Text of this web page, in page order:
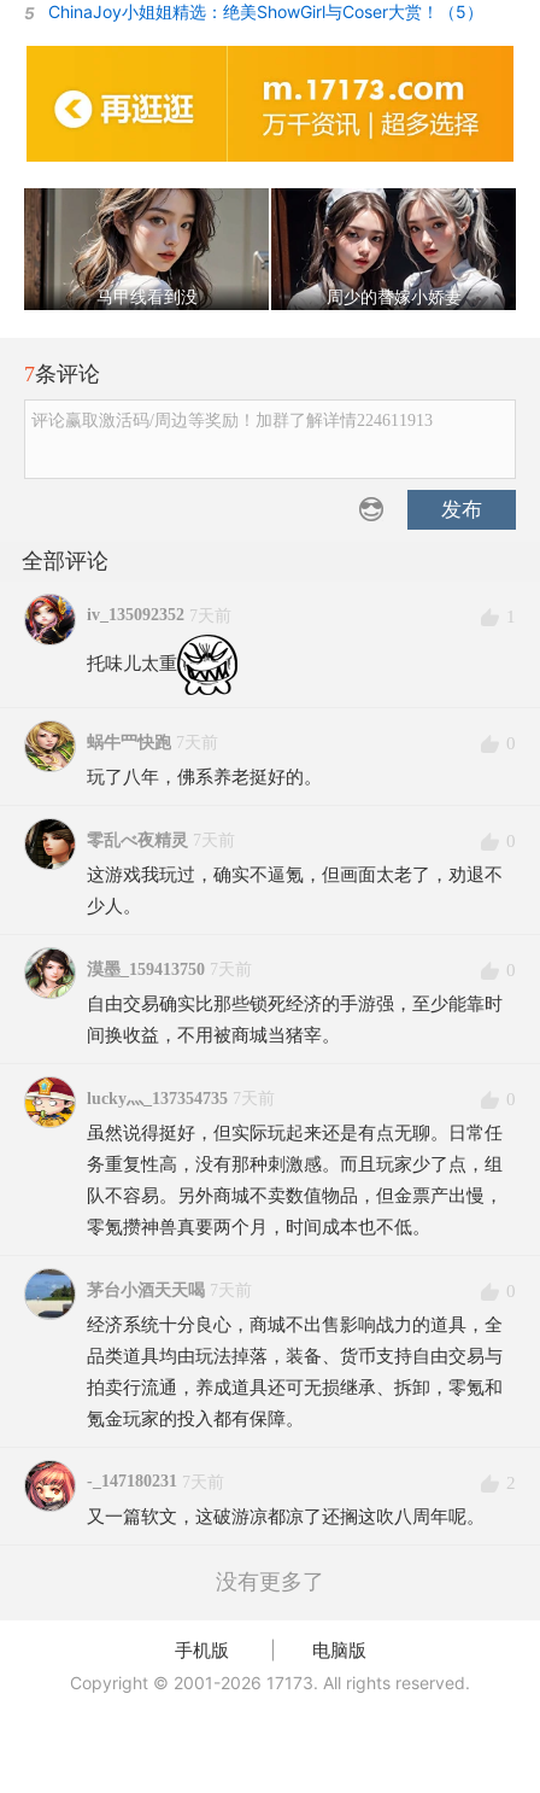
5 ChinaJoy小姐姐精选：绝美ShowGirl与Coser大赏！（5）
马甲线看到没 周少的替嫁小娇妻
7条评论
评论赢取激活码/周边等奖励！加群了解详情224611913
发布
全部评论
iv_135092352 7天前 1
托味儿太重
蜗牛罒快跑 7天前
0
玩了八年，佛系养老挺好的。
零乱べ夜精灵 7天前
0
这游戏我玩过，确实不逼氪，但画面太老了，劝退不
少人。
漠墨_159413750 7天前
0
自由交易确实比那些锁死经济的手游强，至少能靠时
间换收益，不用被商城当猪宰。
lucky灬_137354735 7天前
0
虽然说得挺好，但实际玩起来还是有点无聊。日常任
务重复性高，没有那种刺激感。而且玩家少了点，组
队不容易。另外商城不卖数值物品，但金票产出慢，
零氪攒神兽真要两个月，时间成本也不低。
茅台小酒天天喝 7天前
0
经济系统十分良心，商城不出售影响战力的道具，全
品类道具均由玩法掉落，装备、货币支持自由交易与
拍卖行流通，养成道具还可无损继承、拆卸，零氪和
氪金玩家的投入都有保障。
-_147180231 7天前
2
又一篇软文，这破游凉都凉了还搁这吹八周年呢。
没有更多了
手机版 电脑版
Copyright © 2001-2026 17173. All rights reserved.